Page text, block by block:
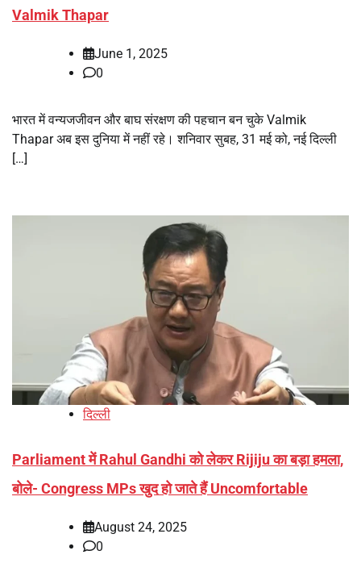
Valmik Thapar
June 1, 2025
0
भारत में वन्यजजीवन और बाघ संरक्षण की पहचान बन चुके Valmik
Thapar अब इस दुनिया में नहीं रहे। शनिवार सुबह, 31 मई को, नई दिल्ली
[…]
दिल्ली
Parliament में Rahul Gandhi को लेकर Rijiju का बड़ा हमला,
बोले- Congress MPs खुद हो जाते हैं Uncomfortable
August 24, 2025
0